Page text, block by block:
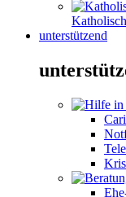
unterstützend